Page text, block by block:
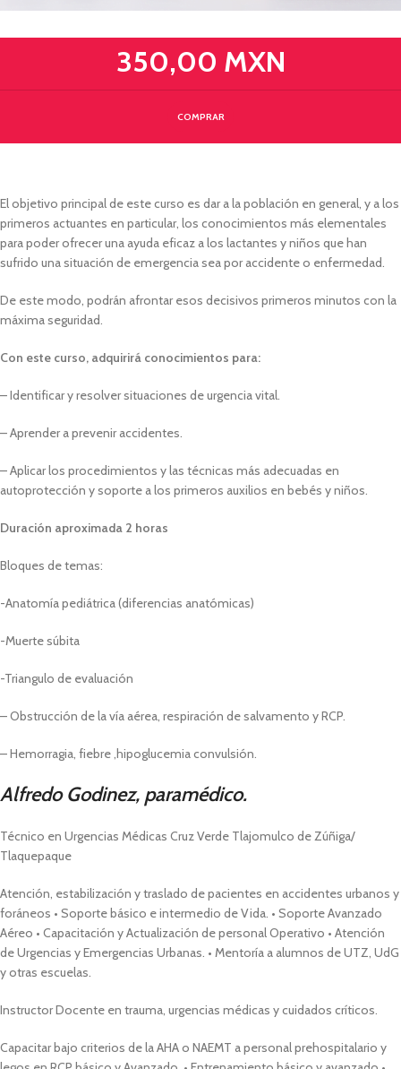
350,00 MXN
COMPRAR
El objetivo principal de este curso es dar a la población en general, y a los
primeros actuantes en particular, los conocimientos más elementales
para poder ofrecer una ayuda eficaz a los lactantes y niños que han
sufrido una situación de emergencia sea por accidente o enfermedad.
De este modo, podrán afrontar esos decisivos primeros minutos con la
máxima seguridad.
Con este curso, adquirirá conocimientos para:
– Identificar y resolver situaciones de urgencia vital.
– Aprender a prevenir accidentes.
– Aplicar los procedimientos y las técnicas más adecuadas en
autoprotección y soporte a los primeros auxilios en bebés y niños.
Duración aproximada 2 horas
Bloques de temas:
-Anatomía pediátrica (diferencias anatómicas)
-Muerte súbita
-Triangulo de evaluación
– Obstrucción de la vía aérea, respiración de salvamento y RCP.
– Hemorragia, fiebre ,hipoglucemia convulsión.
Alfredo Godinez, paramédico.
Técnico en Urgencias Médicas Cruz Verde Tlajomulco de Zúñiga/
Tlaquepaque
Atención, estabilización y traslado de pacientes en accidentes urbanos y
foráneos • Soporte básico e intermedio de Vida. • Soporte Avanzado
Aéreo • Capacitación y Actualización de personal Operativo • Atención
de Urgencias y Emergencias Urbanas. • Mentoría a alumnos de UTZ, UdG
y otras escuelas.
Instructor Docente en trauma, urgencias médicas y cuidados críticos.
Capacitar bajo criterios de la AHA o NAEMT a personal prehospitalario y